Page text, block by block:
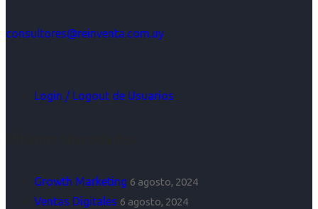
consultores@reinventa.com.uy
Login / Logout de Usuarios
Growth Marketing 6 agosto, 2024
Ventas Digitales 6 agosto, 2024